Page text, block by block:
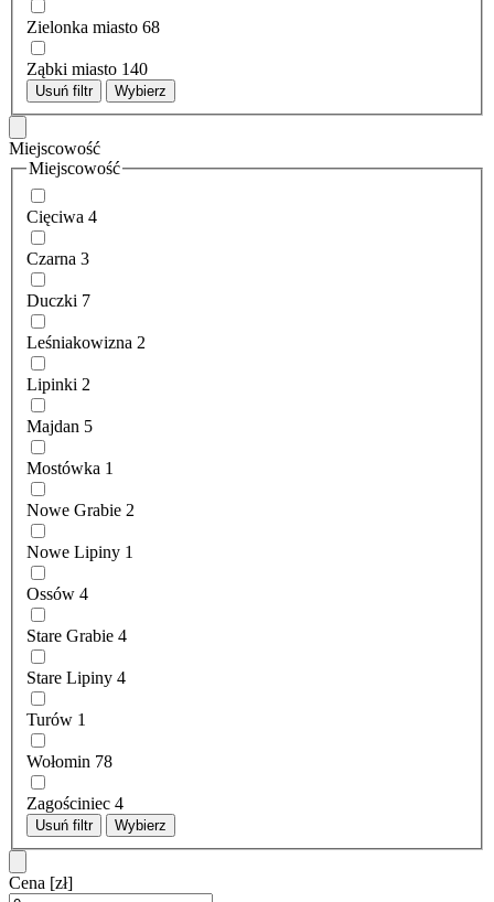
Zielonka miasto 68
Ząbki miasto 140
Usuń filtr Wybierz
Miejscowość
Miejscowość
Cięciwa 4
Czarna 3
Duczki 7
Leśniakowizna 2
Lipinki 2
Majdan 5
Mostówka 1
Nowe Grabie 2
Nowe Lipiny 1
Ossów 4
Stare Grabie 4
Stare Lipiny 4
Turów 1
Wołomin 78
Zagościniec 4
Usuń filtr Wybierz
Cena [zł]